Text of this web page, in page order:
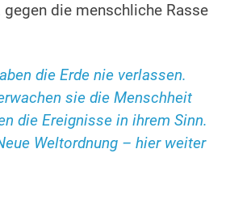
gegen die menschliche Rasse
die Erde nie verlassen.
sie die Menschheit
die Ereignisse in ihrem Sinn.
Weltordnung – hier weiter